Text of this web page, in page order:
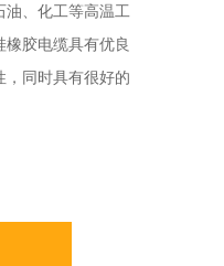
油、化工等高温工
橡胶电缆具有优良
，同时具有很好的